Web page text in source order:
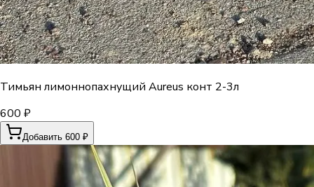
Тимьян лимоннопахнущий Aureus конт 2-3л
600 ₽
Добавить 600 ₽